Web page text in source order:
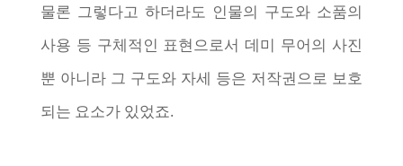
물론 그렇다고 하더라도 인물의 구도와 소품의
사용 등 구체적인 표현으로서 데미 무어의 사진
뿐 아니라 그 구도와 자세 등은 저작권으로 보호
되는 요소가 있었죠.